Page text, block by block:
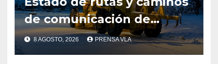
de comunicación de
nuestra localidad
8 AGOSTO, 2026 PRENSA VLA